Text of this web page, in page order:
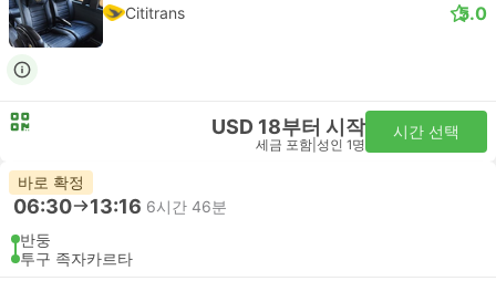
Cititrans 5.0
USD 18부터 시작
세금 포함 성인 1명
시간 선택
바로 확정
06:30 13:16 6시간 46분
반둥
투구 족자카르타